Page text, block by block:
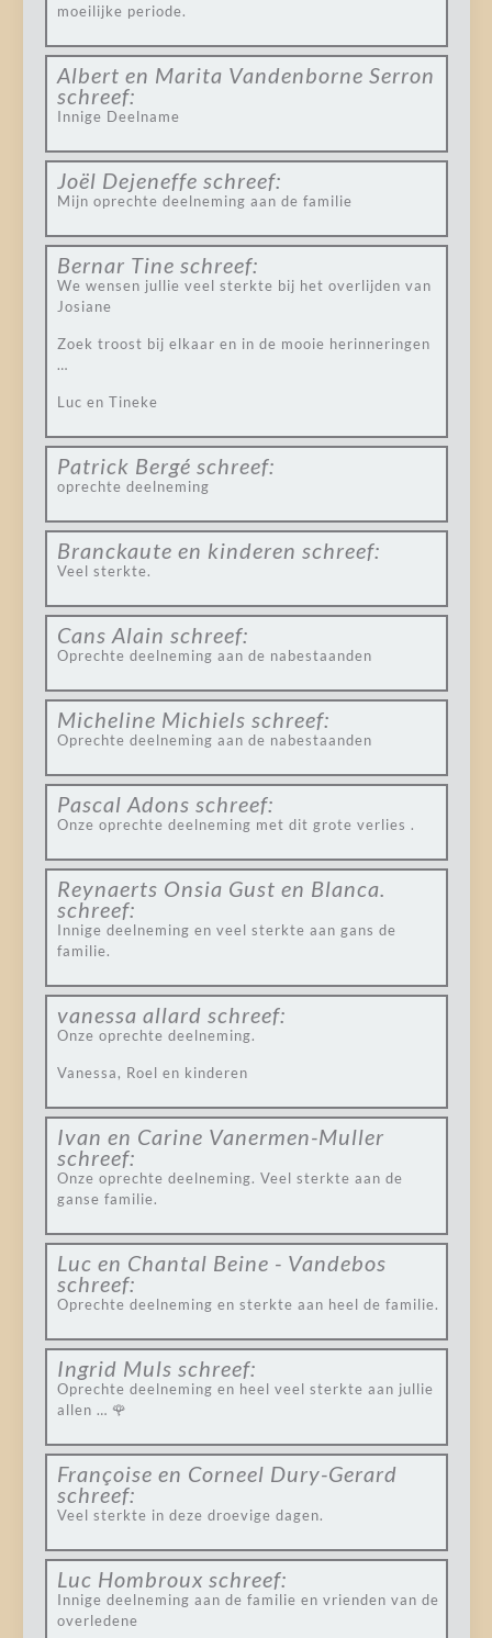
moeilijke periode.
Albert en Marita Vandenborne Serron
schreef:
Innige Deelname
Joël Dejeneffe schreef:
Mijn oprechte deelneming aan de familie
Bernar Tine schreef:
We wensen jullie veel sterkte bij het overlijden van
Josiane
Zoek troost bij elkaar en in de mooie herinneringen
…
Luc en Tineke
Patrick Bergé schreef:
oprechte deelneming
Branckaute en kinderen schreef:
Veel sterkte.
Cans Alain schreef:
Oprechte deelneming aan de nabestaanden
Micheline Michiels schreef:
Oprechte deelneming aan de nabestaanden
Pascal Adons schreef:
Onze oprechte deelneming met dit grote verlies .
Reynaerts Onsia Gust en Blanca.
schreef:
Innige deelneming en veel sterkte aan gans de
familie.
vanessa allard schreef:
Onze oprechte deelneming.
Vanessa, Roel en kinderen
Ivan en Carine Vanermen-Muller
schreef:
Onze oprechte deelneming. Veel sterkte aan de
ganse familie.
Luc en Chantal Beine - Vandebos
schreef:
Oprechte deelneming en sterkte aan heel de familie.
Ingrid Muls schreef:
Oprechte deelneming en heel veel sterkte aan jullie
allen … 🌹
Françoise en Corneel Dury-Gerard
schreef:
Veel sterkte in deze droevige dagen.
Luc Hombroux schreef:
Innige deelneming aan de familie en vrienden van de
overledene